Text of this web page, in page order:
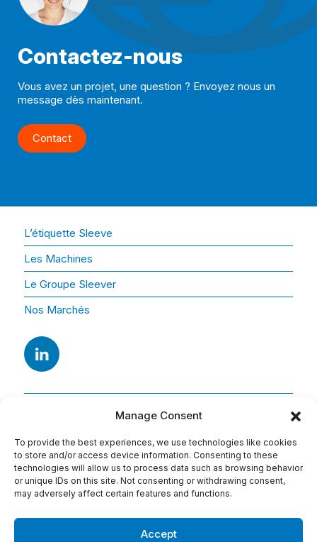
Manage Consent
To provide the best experiences, we use technologies like cookies
to store and/or access device information. Consenting to these
technologies will allow us to process data such as browsing behavior
or unique IDs on this site. Not consenting or withdrawing consent,
may adversely affect certain features and functions.
Accept
Contactez-nous
Vous avez un projet, une question ? Envoyez nous un
message dès maintenant.
Contact
L’étiquette Sleeve
Les Machines
Le Groupe Sleever
Nos Marchés
Adresse
91420 Morangis